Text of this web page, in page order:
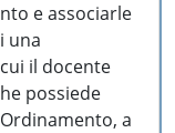
e associarle
una
il docente
possiede
a